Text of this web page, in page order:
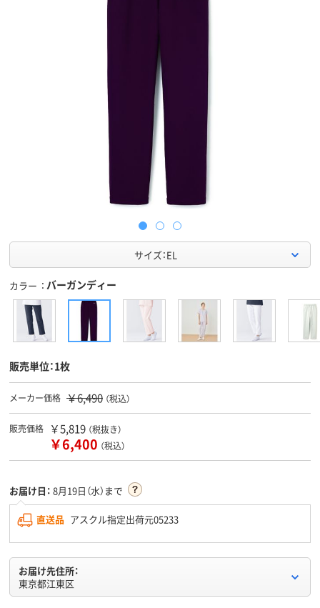
サイズ：EL
カラー バーガンディー
販売単位：1枚
メーカー価格 ￥6,490 （税込）
販売価格 ￥5,819 （税抜き）
￥6,400 （税込）
お届け日： 8月19日（水）まで
直送品 アスクル指定出荷元05233
お届け先住所：
東京都江東区